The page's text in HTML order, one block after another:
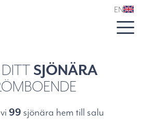
EN
SJÖNÄRA
99 sjönära hem till salu